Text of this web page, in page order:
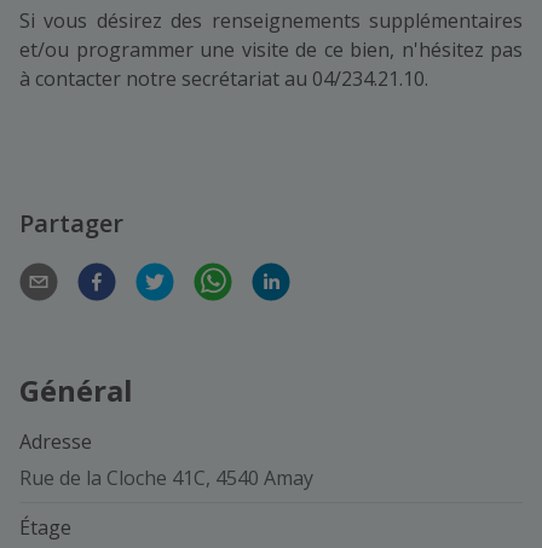
Si vous désirez des renseignements supplémentaires
et/ou programmer une visite de ce bien, n'hésitez pas
à contacter notre secrétariat au 04/234.21.10.
Partager
Général
Adresse
Rue de la Cloche 41C, 4540 Amay
Étage